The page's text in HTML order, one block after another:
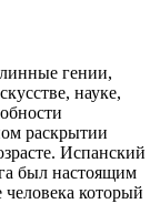
гении,
науке,
раскрытии
Испанский
был настоящим
который